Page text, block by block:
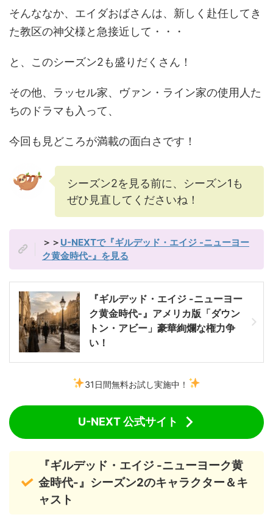
そんななか、エイダおばさんは、新しく赴任してき
た教区の神父様と急接近して・・・
と、このシーズン2も盛りだくさん！
その他、ラッセル家、ヴァン・ライン家の使用人た
ちのドラマも入って、
今回も見どころが満載の面白さです！
シーズン2を見る前に、シーズン1も
ぜひ見直してくださいね！
＞＞ U-NEXTで『ギルデッド・エイジ -ニューヨー
ク黄金時代-』を見る
『ギルデッド・エイジ -ニューヨー
ク黄金時代-』アメリカ版「ダウン
トン・アビー」豪華絢爛な権力争
い！
31日間無料お試し実施中！
U-NEXT 公式サイト
『ギルデッド・エイジ -ニューヨーク黄
金時代-』シーズン2のキャラクター＆キ
ャスト